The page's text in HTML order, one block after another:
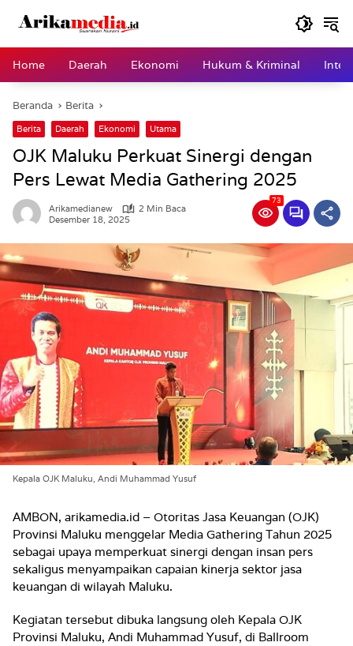
Home
Daerah Ekonomi Hukum & Kriminal
Beranda Berita
Berita Daerah Ekonomi Utama
OJK Maluku Perkuat Sinergi dengan
Pers Lewat Media Gathering 2025
Arikamedianew
2 Min Baca
Desember 18, 2025
73
Kepala OJK Maluku, Andi Muhammad Yusuf
AMBON, arikamedia.id – Otoritas Jasa Keuangan (OJK)
Provinsi Maluku menggelar Media Gathering Tahun 2025
sebagai upaya memperkuat sinergi dengan insan pers
sekaligus menyampaikan capaian kinerja sektor jasa
keuangan di wilayah Maluku.
Kegiatan tersebut dibuka langsung oleh Kepala OJK
Provinsi Maluku, Andi Muhammad Yusuf, di Ballroom